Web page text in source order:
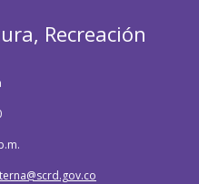
Recreación